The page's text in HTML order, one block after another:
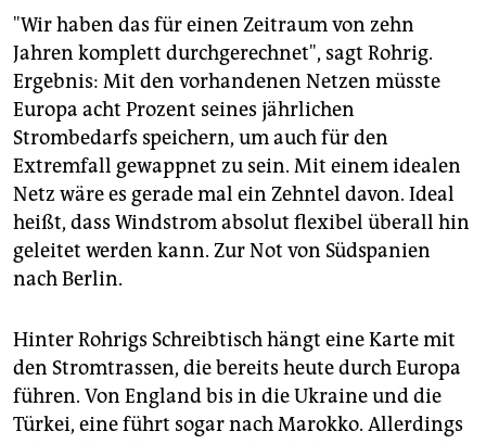
"Wir haben das für einen Zeitraum von zehn
Jahren komplett durchgerechnet", sagt Rohrig.
Ergebnis: Mit den vorhandenen Netzen müsste
Europa acht Prozent seines jährlichen
Strombedarfs speichern, um auch für den
Extremfall gewappnet zu sein. Mit einem idealen
Netz wäre es gerade mal ein Zehntel davon. Ideal
heißt, dass Windstrom absolut flexibel überall hin
geleitet werden kann. Zur Not von Südspanien
nach Berlin.
Hinter Rohrigs Schreibtisch hängt eine Karte mit
den Stromtrassen, die bereits heute durch Europa
führen. Von England bis in die Ukraine und die
Türkei, eine führt sogar nach Marokko. Allerdings